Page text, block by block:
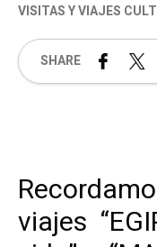
VISITAS Y VIAJES
SHARE
viajes